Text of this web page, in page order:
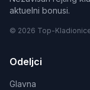
aktuelni bonusi.
© 2026 Top-
Odeljci
Glavna